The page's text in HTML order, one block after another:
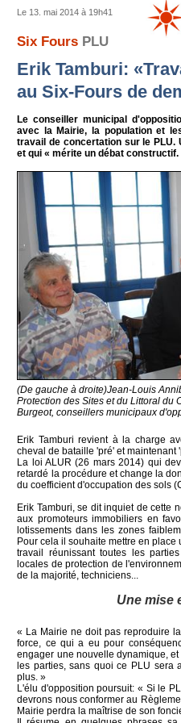
Le 13. mai 2014 à 19h41
Six Fours PLU
Erik Tamburi:
au Six-Fours de
Le conseiller municipal
avec la Mairie, la population et
travail de concertation sur le PLU.
et qui « mérite un débat constructif.
(De gauche à droite)Jean-Louis
Protection des Sites et du Littoral du
Burgeot, conseillers municipaux
Erik Tamburi revient à la charge
cheval de bataille 'pré' et maintenant
La loi ALUR (26 mars 2014) qui
retardé la procédure et change la
du coefficient d'occupation des sols
Erik Tamburi, se dit inquiet de cette
aux promoteurs immobiliers en
lotissements dans les zones
Pour cela il souhaite mettre en
travail réunissant toutes les
locales de protection de
de la majorité, techniciens...
Une mise
« La Mairie ne doit pas reproduire
force, ce qui a eu pour
engager une nouvelle dynamique,
les parties, sans quoi ce PLU sera
plus. »
L'élu d'opposition poursuit: « Si le
devrons nous conformer au
Mairie perdra la maîtrise de son